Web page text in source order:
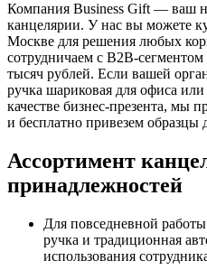
Компания Business Gift — ваш
канцелярии. У нас вы можете
Москве для решения любых
сотрудничаем с B2B-
тысяч рублей. Если вашей
ручка шариковая для офиса
качестве бизнес-презента, мы
и бесплатно привезем образцы
Ассортимент
принадлежностей
Для повседневной
ручка и традиционная
использования